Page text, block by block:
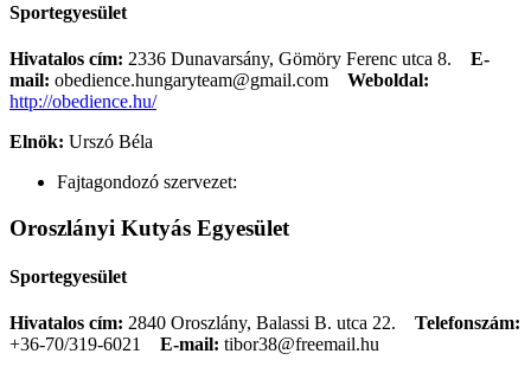
Sportegyesület
Hivatalos cím: 2336 Dunavarsány, Gömöry Ferenc utca 8. E-
mail: obedience.hungaryteam@gmail.com
Weboldal:
http://obedience.hu/
Elnök: Urszó Béla
Fajtagondozó szervezet:
Oroszlányi Kutyás Egyesület
Sportegyesület
Hivatalos cím: 2840 Oroszlány, Balassi B. utca 22. Telefonszám:
+36-70/319-6021
E-mail: tibor38@freemail.hu